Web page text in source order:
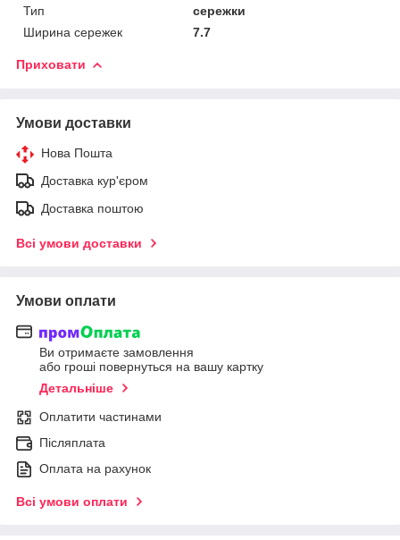
Тип
сережки
Ширина сережек
7.7
Приховати
Умови доставки
Нова Пошта
Доставка кур'єром
Доставка поштою
Всі умови доставки
Умови оплати
Ви отримаєте замовлення
або гроші повернуться на вашу картку
Детальніше
Оплатити частинами
Післяплата
Оплата на рахунок
Всі умови оплати